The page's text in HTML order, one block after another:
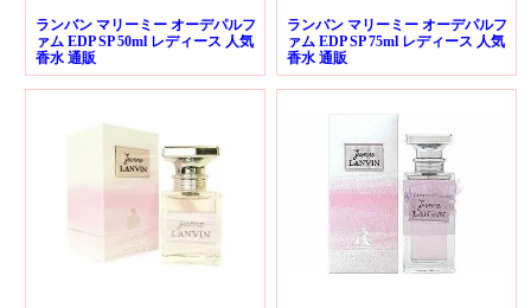
ランバン マリーミー オーデパルフ
ァム EDP SP 50ml レディース 人気
香水 通販
ランバン マリーミー オーデパルフ
ァム EDP SP 75ml レディース 人気
香水 通販